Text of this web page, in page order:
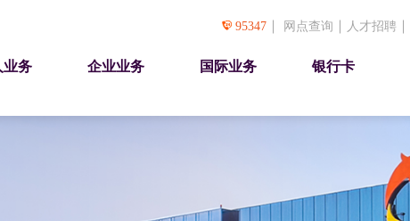
95347 网点查询 人才招聘
业务 企业业务 国际业务 银行卡